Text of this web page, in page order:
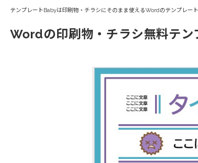
テンプレートBabyは印刷物・チラシにそのまま使えるWordのテンプレー
Wordの印刷物・チラシ無料テン